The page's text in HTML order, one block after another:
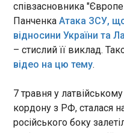
Російські війська не
наступати на
північного боку,
це повідомив речник
сил Віктор Трегубов у
намагаються
Голубівку. Проте
який розраховували
намагаються
Британія після
прискорити
співзасновника
ПанченкаАтака ЗСУ,
відносини України та
– стислий її виклад.
відео на цю тему.
7 травня у
кордону з РФ, сталася
російського боку